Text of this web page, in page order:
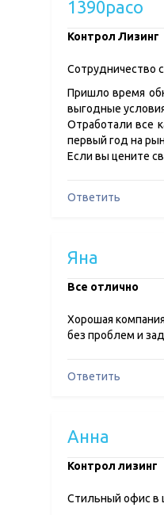
1390paco
Контрол Лизинг
Сотрудничество
Пришло время
выгодные
Отработали все
первый год на
Если вы цените
Ответить
Яна
Все отлично
Хорошая
без проблем и
Ответить
Анна
Контрол лизинг
Стильный офис в